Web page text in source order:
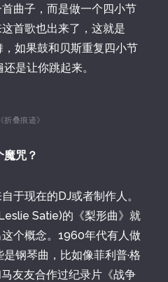
曲子，而是做一个四小节
首歌也出来了，这就是
如果鼓和贝斯重复四小节
是让你跳起来。
叠痕迹》
咒？
于现在的DJ或者制作人。
Satie)的《梨形曲》就
个概念。1960年代有人做
钢琴曲，比如像菲利普·格
友友合作过纪录片《战争